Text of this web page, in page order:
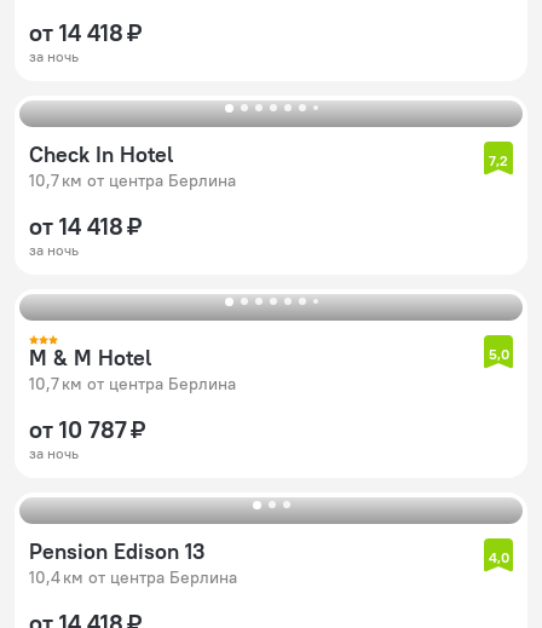
от 14 418 ₽
за ночь
Check In Hotel
10,7 км от центра Берлина
7,2
от 14 418 ₽
за ночь
M & M Hotel
10,7 км от центра Берлина
5,0
от 10 787 ₽
за ночь
Pension Edison 13
10,4 км от центра Берлина
4,0